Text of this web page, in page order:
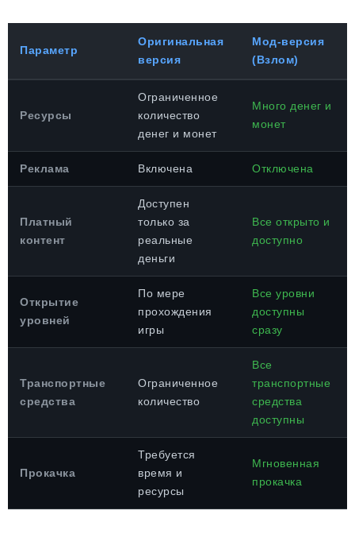
Параметр
Оригинальная
версия
Мод-версия
(Взлом)
Ресурсы
Ограниченное
количество
денег и монет
Много денег и
монет
Реклама Включена Отключена
Платный
контент
Доступен
только за
реальные
деньги
Все открыто и
доступно
Открытие
уровней
По мере
прохождения
игры
Все уровни
доступны
сразу
Транспортные
средства
Ограниченное
количество
Все
транспортные
средства
доступны
Прокачка
Требуется
время и
ресурсы
Мгновенная
прокачка